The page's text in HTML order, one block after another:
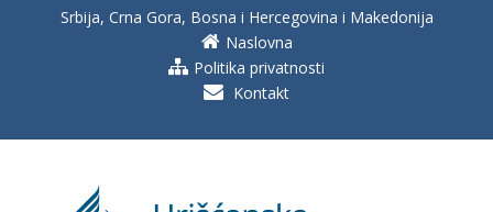
Srbija, Crna Gora, Bosna i Hercegovina i Makedonija
Naslovna
Politika privatnosti
Kontakt